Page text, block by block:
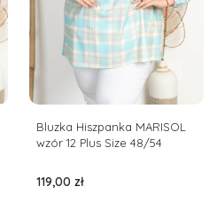
Bluzka Hiszpanka MARISOL
wzór 12 Plus Size 48/54
Cena
119,00 zł